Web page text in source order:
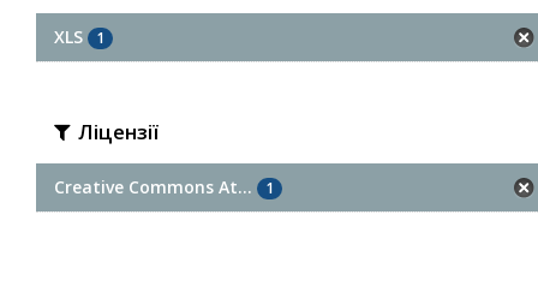
XLS 1
Ліцензії
Creative Commons At... 1